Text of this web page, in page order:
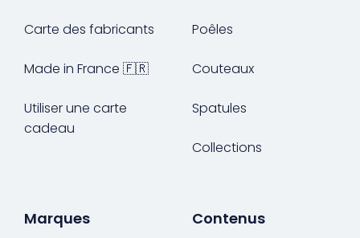
Carte des fabricants
Made in France 🇫🇷
Utiliser une carte
cadeau
Poêles
Couteaux
Spatules
Collections
Marques Contenus